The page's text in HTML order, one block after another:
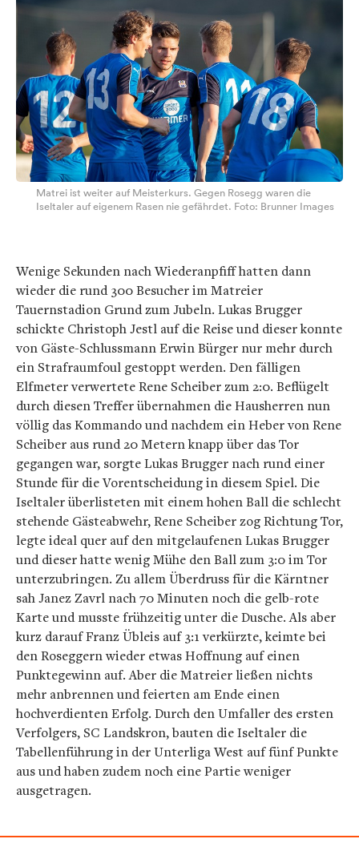
Matrei ist weiter auf Meisterkurs. Gegen Rosegg waren die
Iseltaler auf eigenem Rasen nie gefährdet. Foto: Brunner Images
Wenige Sekunden nach Wiederanpfiff hatten dann
wieder die rund 300 Besucher im Matreier
Tauernstadion Grund zum Jubeln. Lukas Brugger
schickte Christoph Jestl auf die Reise und dieser konnte
von Gäste-Schlussmann Erwin Bürger nur mehr durch
ein Strafraumfoul gestoppt werden. Den fälligen
Elfmeter verwertete Rene Scheiber zum 2:0. Beflügelt
durch diesen Treffer übernahmen die Hausherren nun
völlig das Kommando und nachdem ein Heber von Rene
Scheiber aus rund 20 Metern knapp über das Tor
gegangen war, sorgte Lukas Brugger nach rund einer
Stunde für die Vorentscheidung in diesem Spiel. Die
Iseltaler überlisteten mit einem hohen Ball die schlecht
stehende Gästeabwehr, Rene Scheiber zog Richtung Tor,
legte ideal quer auf den mitgelaufenen Lukas Brugger
und dieser hatte wenig Mühe den Ball zum 3:0 im Tor
unterzubringen. Zu allem Überdruss für die Kärntner
sah Janez Zavrl nach 70 Minuten noch die gelb-rote
Karte und musste frühzeitig unter die Dusche. Als aber
kurz darauf Franz Übleis auf 3:1 verkürzte, keimte bei
den Roseggern wieder etwas Hoffnung auf einen
Punktegewinn auf. Aber die Matreier ließen nichts
mehr anbrennen und feierten am Ende einen
hochverdienten Erfolg. Durch den Umfaller des ersten
Verfolgers, SC Landskron, bauten die Iseltaler die
Tabellenführung in der Unterliga West auf fünf Punkte
aus und haben zudem noch eine Partie weniger
ausgetragen.